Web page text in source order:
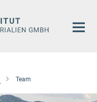
Team